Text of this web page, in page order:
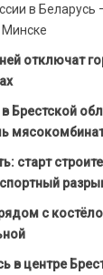
в Беларусь
Минске
отключат
Брестской
старт
с
в центре